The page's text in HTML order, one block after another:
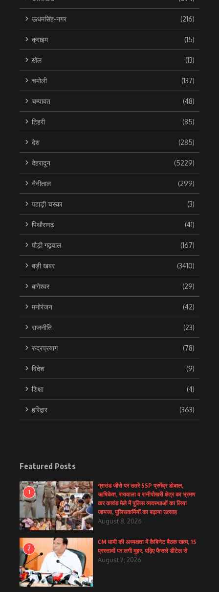
ऊधमसिंह-नगर (216)
क्राइम (15)
खेल (13)
चमोली (137)
चम्पावत (48)
टिहरी (85)
देश (285)
देहरादून (5229)
नैनीताल (299)
पहाड़ी चस्का (3)
पिथौरागढ़ (41)
पौड़ी गढ़वाल (167)
बड़ी खबर (3410)
बागेश्वर (29)
मनोरंजन (42)
राजनीति (23)
रुद्रप्रयाग (78)
विदेश (9)
शिक्षा (4)
हरिद्वार (363)
Featured Posts
1
ग्राउंड जीरो पर उतरे SSP प्रमेंद्र डोबाल,
ऋषिकेश, रायवाला व रानीपोखरी क्षेत्र का भ्रमण
कर कावंड मेले में पुलिस व्यवस्थाओं का लिया
जायजा, पुलिसकर्मियों का बढ़ाया उत्साह
August 8, 2026
2
CM धामी की अध्यक्षता में कैबिनेट बैठक खत्म, 15
प्रस्तावों पर लगी मुहर, पढ़िए फैसले डीटेल से
August 7, 2026